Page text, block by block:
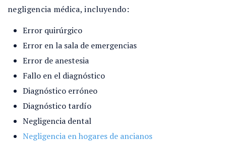
negligencia médica, incluyendo:
Error quirúrgico
Error en la sala de emergencias
Error de anestesia
Fallo en el diagnóstico
Diagnóstico erróneo
Diagnóstico tardío
Negligencia dental
Negligencia en hogares de ancianos